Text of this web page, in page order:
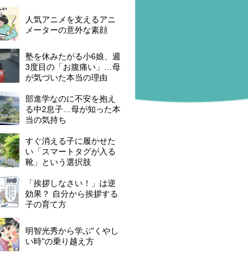
人気アニメを支えるアニ
メーターの意外な素顔
塾を休みたがる小6娘、週
3度目の「お腹痛い」…母
が気づいた本当の理由
部進学なのに不安を抱え
る中2息子…母が知った本
当の気持ち
すぐ消える子に履かせた
い「スマートタグが入る
靴」という選択肢
「挨拶しなさい！」は逆
効果？ 自分から挨拶する
子の育て方
明智光秀から学ぶ"くやし
い時"の乗り越え方